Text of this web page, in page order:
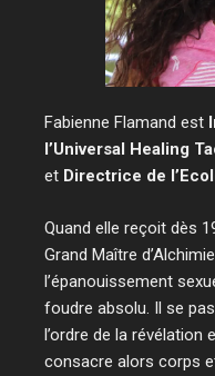
Fabienne Flamand est
l’Universal Healing
et Directrice de
Quand elle reçoit dès
Grand Maître
l’épanouissement
foudre absolu. Il se
l’ordre de la révélation
consacre alors corps